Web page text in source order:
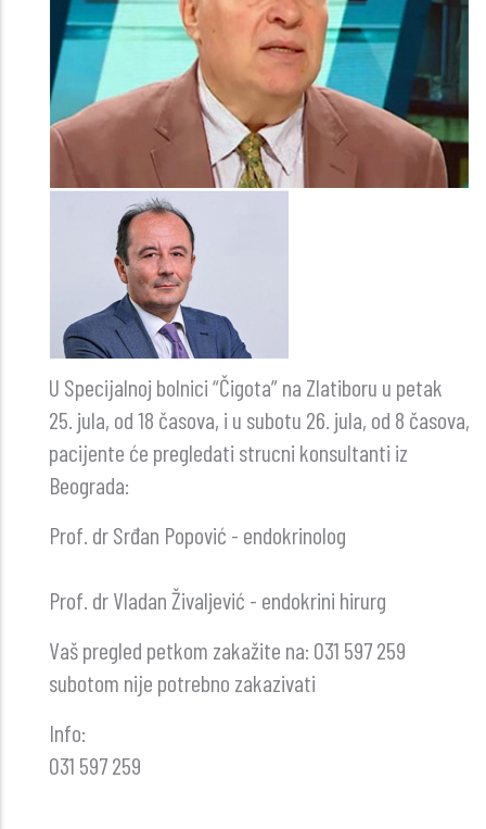
U Specijalnoj bolnici “Čigota” na Zlatiboru u petak
25. jula, od 18 časova, i u subotu 26. jula, od 8 časova,
pacijente će pregledati strucni konsultanti iz
Beograda:
Prof. dr Srđan Popović - endokrinolog
Prof. dr Vladan Živaljević - endokrini hirurg
Vaš pregled petkom zakažite na: 031 597 259
subotom nije potrebno zakazivati
Info:
031 597 259